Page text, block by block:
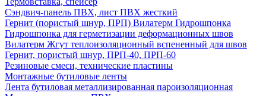
Сэндвич-панель ПВХ, лист ПВХ жесткий
Гернит (пористый шнур, ПРП) Вилатерм Гидрошпонка
Гидрошпонка для герметизации деформационных швов
Вилатерм Жгут теплоизоляционный вспененный для швов
Гернит, пористый шнур, ПРП-40, ПРП-60
Резиновые смеси, технические пластины
Монтажные бутиловые ленты
Лента бутиловая металлизированная пароизоляционная